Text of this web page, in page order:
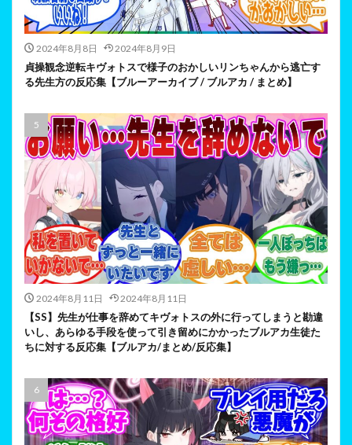
2024年8月8日 2024年8月9日
貞操観念逆転キヴォトスで様子のおかしいリンちゃんから逃亡す
る先生方の反応集【ブルーアーカイブ / ブルアカ / まとめ】
2024年8月11日 2024年8月11日
【SS】先生が仕事を辞めてキヴォトスの外に行ってしまうと勘違
いし、あらゆる手段を使って引き留めにかかったブルアカ生徒た
ちに対する反応集【ブルアカ/まとめ/反応集】